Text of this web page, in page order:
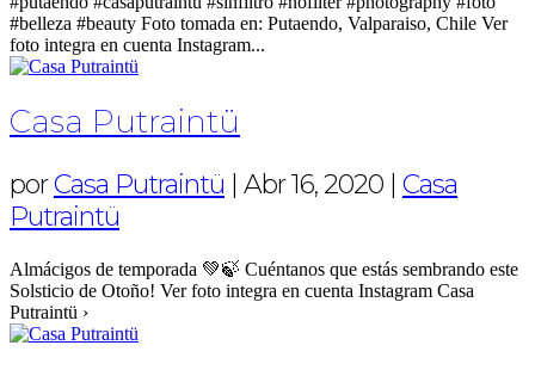
#belleza #beauty Foto tomada en: Putaendo, Valparaiso, Chile Ver
foto integra en cuenta Instagram...
Casa Putraintü
porCasa Putraintü Abr 16, 2020 Casa
Putraintü
Almácigos de temporada 💚🍃 Cuéntanos que estás sembrando este
Solsticio de Otoño! Ver foto integra en cuenta Instagram Casa
Putraintü ›